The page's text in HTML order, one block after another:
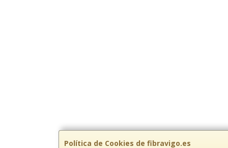
Política de Cookies de fibravigo.es